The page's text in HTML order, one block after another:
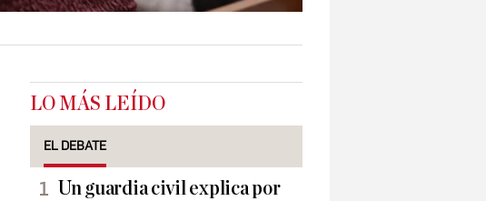
LO MÁS LEÍDO
EL DEBATE
Un guardia civil explica por